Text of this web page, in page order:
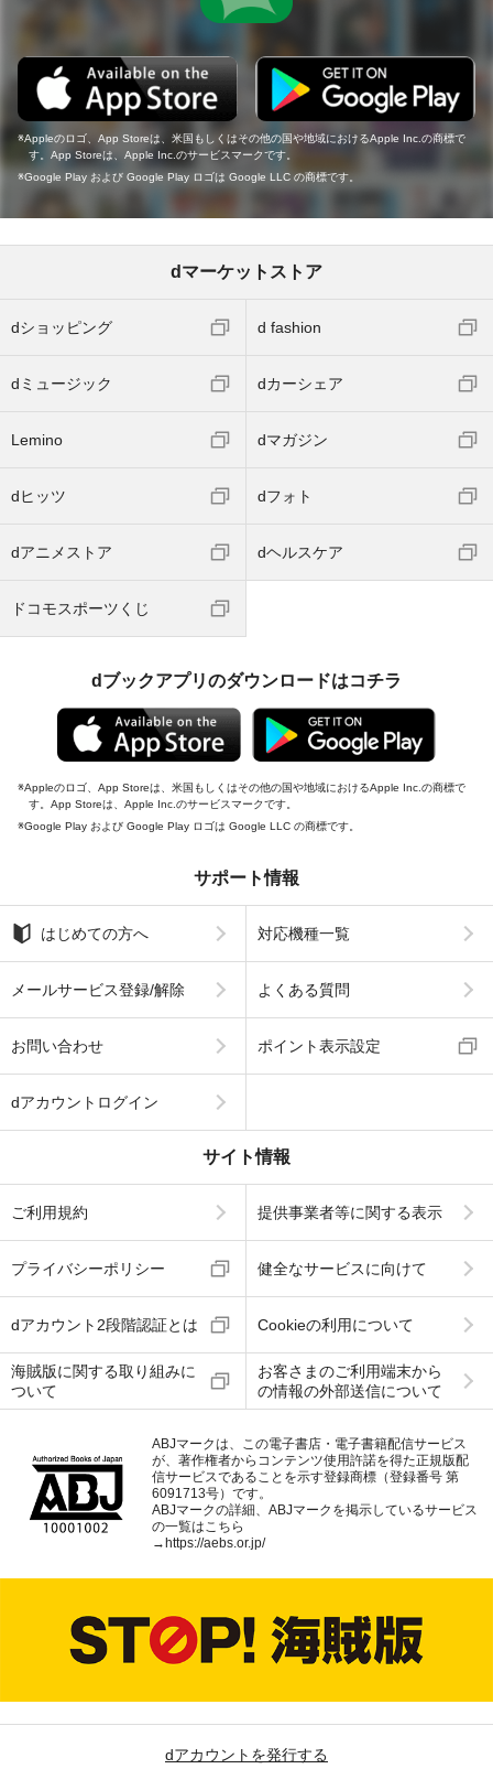
Appleのロゴ、App Storeは、米国もしくはその他の国や地域におけるApple Inc.の商標で
す。App Storeは、Apple Inc.のサービスマークです。
Google Play および Google Play ロゴは Google LLC の商標です。
dマーケットストア
dショッピング d fashion
dミュージック dカーシェア
Lemino dマガジン
dヒッツ dフォト
dアニメストア dヘルスケア
ドコモスポーツくじ
dブックアプリのダウンロードはコチラ
Appleのロゴ、App Storeは、米国もしくはその他の国や地域におけるApple Inc.の商標で
す。App Storeは、Apple Inc.のサービスマークです。
Google Play および Google Play ロゴは Google LLC の商標です。
サポート情報
はじめての方へ 対応機種一覧
メールサービス登録/解除 よくある質問
お問い合わせ ポイント表示設定
dアカウントログイン
サイト情報
ご利用規約 提供事業者等に関する表示
プライバシーポリシー 健全なサービスに向けて
dアカウント2段階認証とは Cookieの利用について
海賊版に関する取り組みに
ついて
お客さまのご利用端末から
の情報の外部送信について
ABJマークは、この電子書店・電子書籍配信サービス
が、著作権者からコンテンツ使用許諾を得た正規版配
信サービスであることを示す登録商標（登録番号 第
6091713号）です。
ABJマークの詳細、ABJマークを掲示しているサービス
の一覧はこちら
→ https://aebs.or.jp/
dアカウントを発行する